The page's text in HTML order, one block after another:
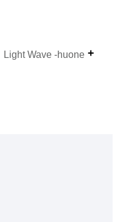
Light Wave -huone